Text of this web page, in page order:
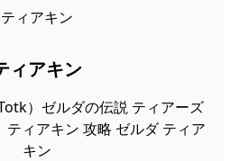
ティアキン
ィアキン
）ゼルダの伝説 ティアーズ
ィアキン 攻略 ゼルダ ティア
キン